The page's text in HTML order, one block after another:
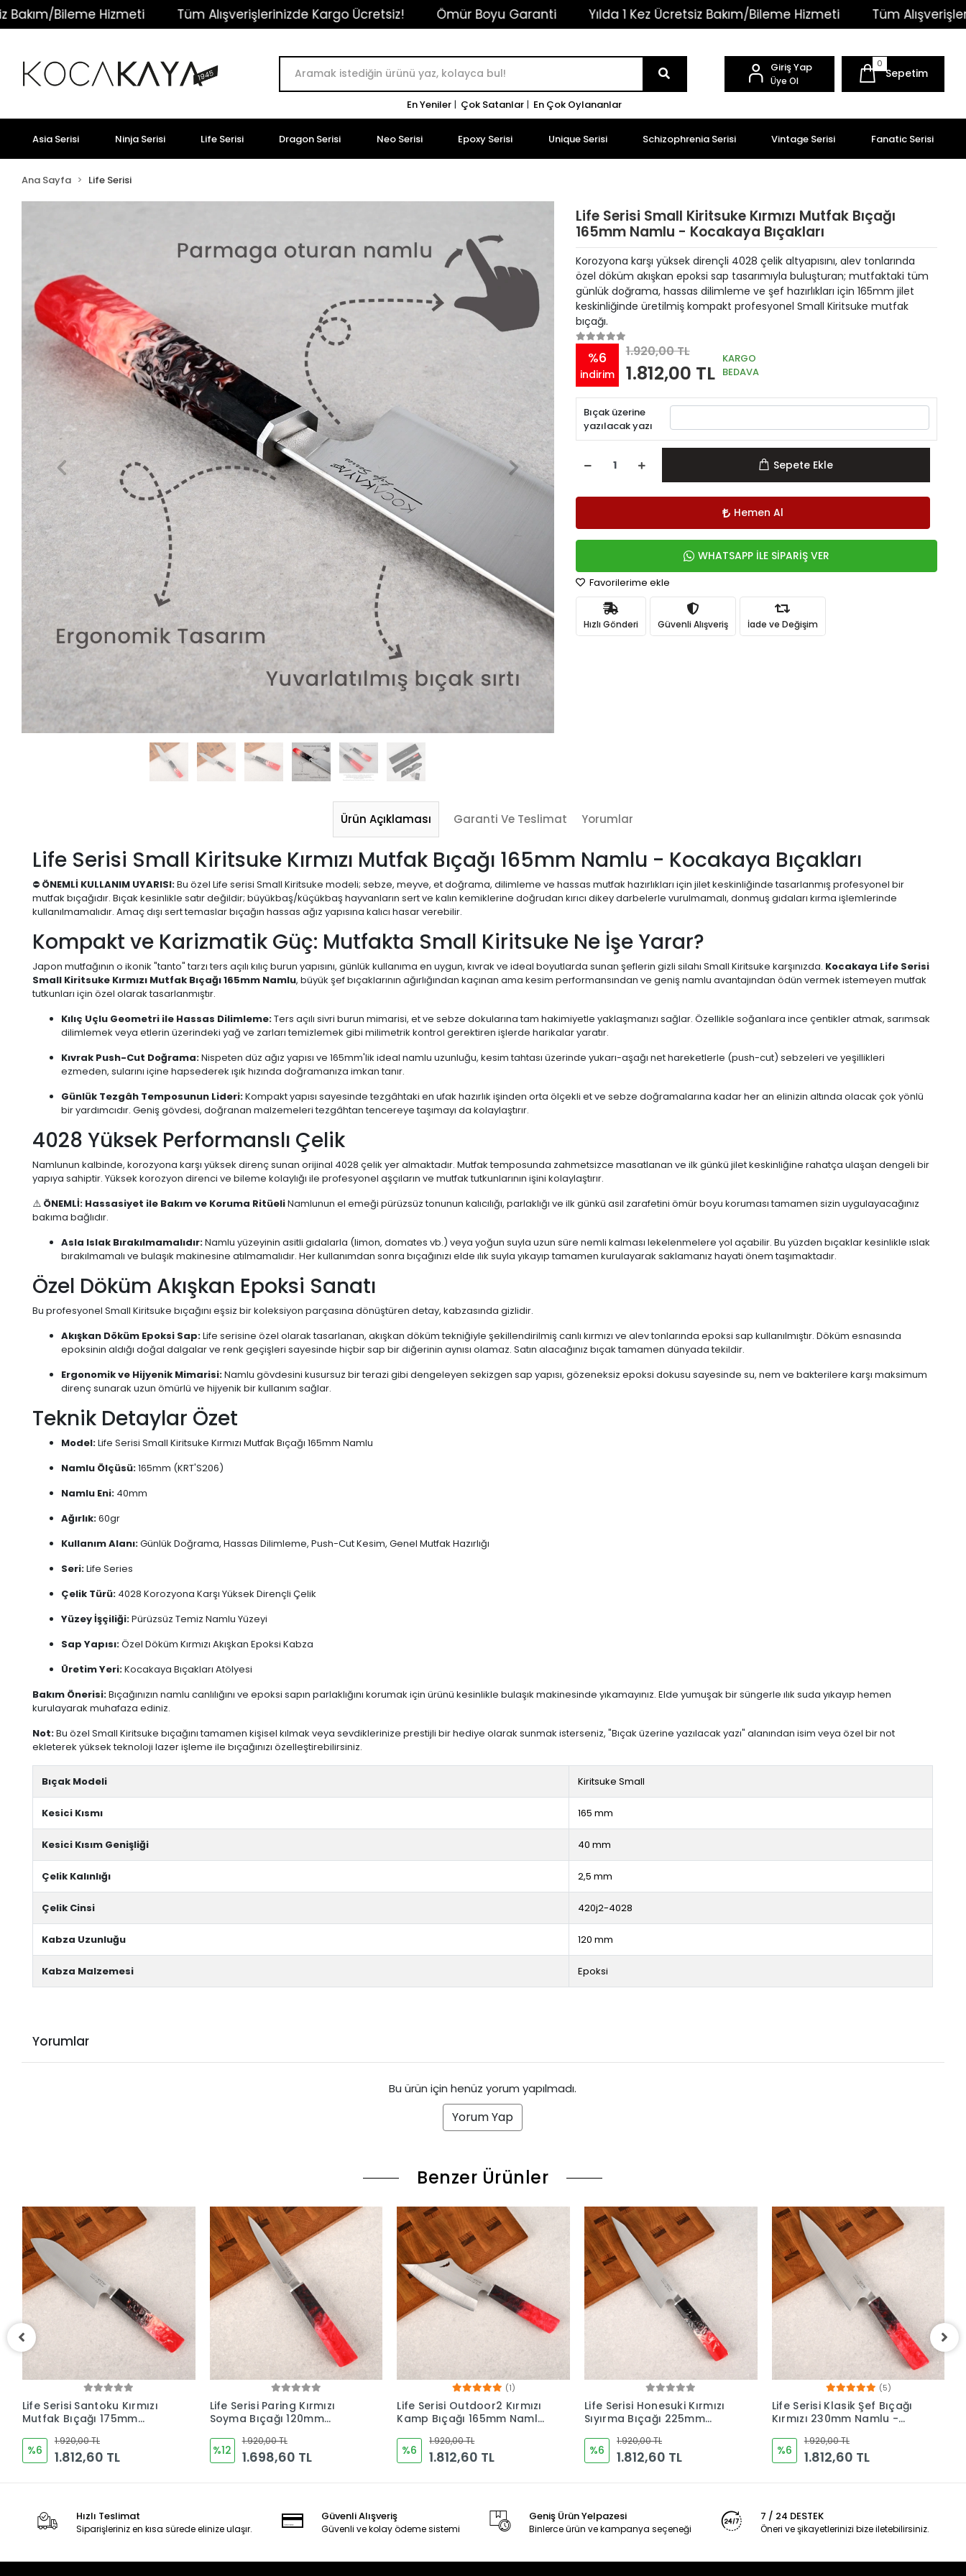
Hizmeti Tüm Alışverişlerinizde Kargo Ücretsiz! Ömür Boyu Garanti Yılda 1 Kez Ücretsiz Bakım/Bileme Hizmeti Tüm Alışverişlerinizde Kargo
En Yeniler | Çok Satanlar | En Çok Oylananlar
Giriş Yap
Üye Ol
0
Sepetim
Asia Serisi Ninja Serisi Life Serisi Dragon Serisi Neo Serisi Epoxy Serisi Unique Serisi Schizophrenia Serisi Vintage Serisi Fanatic Serisi
Ana Sayfa Life Serisi
Life Serisi Small Kiritsuke Kırmızı Mutfak Bıçağı
165mm Namlu - Kocakaya Bıçakları
Korozyona karşı yüksek dirençli 4028 çelik altyapısını, alev tonlarında
özel döküm akışkan epoksi sap tasarımıyla buluşturan; mutfaktaki tüm
günlük doğrama, hassas dilimleme ve şef hazırlıkları için 165mm jilet
keskinliğinde üretilmiş kompakt profesyonel Small Kiritsuke mutfak
bıçağı.
%6
indirim
1.920,00 TL
1.812,00 TL
KARGO
BEDAVA
Bıçak üzerine
yazılacak yazı
Sepete Ekle
Hemen Al
WHATSAPP İLE SİPARİŞ VER
Favorilerime ekle
Hızlı Gönderi Güvenli Alışveriş İade ve Değişim
Ürün Açıklaması Garanti Ve Teslimat Yorumlar
Life Serisi Small Kiritsuke Kırmızı Mutfak Bıçağı 165mm Namlu - Kocakaya Bıçakları
⛔ ÖNEMLİ KULLANIM UYARISI:Bu özel Life serisi Small Kiritsuke modeli; sebze, meyve, et doğrama, dilimleme ve hassas mutfak hazırlıkları için jilet keskinliğinde tasarlanmış profesyonel bir
mutfak bıçağıdır. Bıçak kesinlikle satır değildir; büyükbaş/küçükbaş hayvanların sert ve kalın kemiklerine doğrudan kırıcı dikey darbelerle vurulmamalı, donmuş gıdaları kırma işlemlerinde
kullanılmamalıdır. Amaç dışı sert temaslar bıçağın hassas ağız yapısına kalıcı hasar verebilir.
Kompakt ve Karizmatik Güç: Mutfakta Small Kiritsuke Ne İşe Yarar?
Japon mutfağının o ikonik "tanto" tarzı ters açılı kılıç burun yapısını, günlük kullanıma en uygun, kıvrak ve ideal boyutlarda sunan şeflerin gizli silahı Small Kiritsuke karşınızda. Kocakaya Life Serisi
Small Kiritsuke Kırmızı Mutfak Bıçağı 165mm Namlu, büyük şef bıçaklarının ağırlığından kaçınan ama kesim performansından ve geniş namlu avantajından ödün vermek istemeyen mutfak
tutkunları için özel olarak tasarlanmıştır.
Kılıç Uçlu Geometri ile Hassas Dilimleme:Ters açılı sivri burun mimarisi, et ve sebze dokularına tam hakimiyetle yaklaşmanızı sağlar. Özellikle soğanlara ince çentikler atmak, sarımsak
dilimlemek veya etlerin üzerindeki yağ ve zarları temizlemek gibi milimetrik kontrol gerektiren işlerde harikalar yaratır.
Kıvrak Push-Cut Doğrama:Nispeten düz ağız yapısı ve 165mm'lik ideal namlu uzunluğu, kesim tahtası üzerinde yukarı-aşağı net hareketlerle (push-cut) sebzeleri ve yeşillikleri
ezmeden, sularını içine hapsederek ışık hızında doğramanıza imkan tanır.
Günlük Tezgâh Temposunun Lideri:Kompakt yapısı sayesinde tezgâhtaki en ufak hazırlık işinden orta ölçekli et ve sebze doğramalarına kadar her an elinizin altında olacak çok yönlü
bir yardımcıdır. Geniş gövdesi, doğranan malzemeleri tezgâhtan tencereye taşımayı da kolaylaştırır.
4028 Yüksek Performanslı Çelik
Namlunun kalbinde, korozyona karşı yüksek direnç sunan orijinal 4028 çelik yer almaktadır. Mutfak temposunda zahmetsizce masatlanan ve ilk günkü jilet keskinliğine rahatça ulaşan dengeli bir
yapıya sahiptir. Yüksek korozyon direnci ve bileme kolaylığı ile profesyonel aşçıların ve mutfak tutkunlarının işini kolaylaştırır.
⚠️ ÖNEMLİ: Hassasiyet ile Bakım ve Koruma RitüeliNamlunun el emeği pürüzsüz tonunun kalıcılığı, parlaklığı ve ilk günkü asil zarafetini ömür boyu koruması tamamen sizin uygulayacağınız
bakıma bağlıdır.
Asla Islak Bırakılmamalıdır:Namlu yüzeyinin asitli gıdalarla (limon, domates vb.) veya yoğun suyla uzun süre nemli kalması lekelenmelere yol açabilir. Bu yüzden bıçaklar kesinlikle ıslak
bırakılmamalı ve bulaşık makinesine atılmamalıdır. Her kullanımdan sonra bıçağınızı elde ılık suyla yıkayıp tamamen kurulayarak saklamanız hayati önem taşımaktadır.
Özel Döküm Akışkan Epoksi Sanatı
Bu profesyonel Small Kiritsuke bıçağını eşsiz bir koleksiyon parçasına dönüştüren detay, kabzasında gizlidir.
Akışkan Döküm Epoksi Sap:Life serisine özel olarak tasarlanan, akışkan döküm tekniğiyle şekillendirilmiş canlı kırmızı ve alev tonlarında epoksi sap kullanılmıştır. Döküm esnasında
epoksinin aldığı doğal dalgalar ve renk geçişleri sayesinde hiçbir sap bir diğerinin aynısı olamaz. Satın alacağınız bıçak tamamen dünyada tekildir.
Ergonomik ve Hijyenik Mimarisi:Namlu gövdesini kusursuz bir terazi gibi dengeleyen sekizgen sap yapısı, gözeneksiz epoksi dokusu sayesinde su, nem ve bakterilere karşı maksimum
direnç sunarak uzun ömürlü ve hijyenik bir kullanım sağlar.
Teknik Detaylar Özet
Model:Life Serisi Small Kiritsuke Kırmızı Mutfak Bıçağı 165mm Namlu
Namlu Ölçüsü:165mm (KRT'S206)
Namlu Eni: 40mm
Ağırlık:60gr
Kullanım Alanı:Günlük Doğrama, Hassas Dilimleme, Push-Cut Kesim, Genel Mutfak Hazırlığı
Seri:Life Series
Çelik Türü: 4028 Korozyona Karşı Yüksek Dirençli Çelik
Yüzey İşçiliği:Pürüzsüz Temiz Namlu Yüzeyi
Sap Yapısı:Özel Döküm Kırmızı Akışkan Epoksi Kabza
Üretim Yeri:Kocakaya Bıçakları Atölyesi
Bakım Önerisi:Bıçağınızın namlu canlılığını ve epoksi sapın parlaklığını korumak için ürünü kesinlikle bulaşık makinesinde yıkamayınız. Elde yumuşak bir süngerle ılık suda yıkayıp hemen
kurulayarak muhafaza ediniz.
Not:Bu özel Small Kiritsuke bıçağını tamamen kişisel kılmak veya sevdiklerinize prestijli bir hediye olarak sunmak isterseniz, "Bıçak üzerine yazılacak yazı" alanından isim veya özel bir not
ekleterek yüksek teknoloji lazer işleme ile bıçağınızı özelleştirebilirsiniz.
Bıçak Modeli Kiritsuke Small
Kesici Kısmı 165 mm
Kesici Kısım Genişliği 40 mm
Çelik Kalınlığı 2,5 mm
Çelik Cinsi 420j2-4028
Kabza Uzunluğu 120 mm
Kabza Malzemesi Epoksi
Yorumlar
Bu ürün için henüz yorum yapılmadı.
Yorum Yap
Benzer Ürünler
Life Serisi Paring Kırmızı
Soyma Bıçağı 120mm
Bıçakları
%12
1.920,00 TL
1.698,60 TL
(1)
Life Serisi Outdoor2 Kırmızı
Kamp Bıçağı 165mm Namlu
%6
1.920,00 TL
1.812,60 TL
Life Serisi Honesuki Kırmızı
Sıyırma Bıçağı 225mm
Bıçakları
%6
1.920,00 TL
1.812,60 TL
(5)
Life Serisi Klasik Şef Bıçağı
Kırmızı 230mm Namlu -
%6
1.920,00 TL
1.812,60 TL
(1)
Life Serisi Small Chef Kırmızı
Mutfak Bıçağı 165mm
Bıçakları
%6
1.920,00 TL
1.812,60 TL
Hızlı Teslimat
Siparişleriniz en kısa sürede elinize ulaşır.
Güvenli Alışveriş
Güvenli ve kolay ödeme sistemi
Geniş Ürün Yelpazesi
Binlerce ürün ve kampanya seçeneği
7 / 24 DESTEK
Öneri ve şikayetlerinizi bize iletebilirsiniz.